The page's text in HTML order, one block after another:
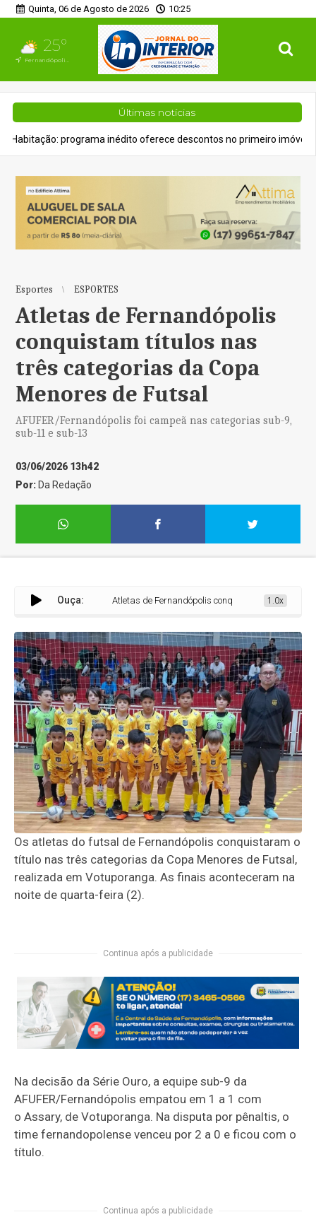
Quinta, 06 de Agosto de 2026 10:25
25°
Fernandópolis, SP
Últimas notícias
inédito oferece descontos no primeiro imóvel Geral Decreto
Esportes ESPORTES
Atletas de Fernandópolis
conquistam títulos nas
três categorias da Copa
Menores de Futsal
AFUFER/Fernandópolis foi campeã nas categorias sub-9,
sub-11 e sub-13
03/06/2026 13h42
Por: Da Redação
Ouça: Atletas de Fernandópolis conquistam títulos nas três
1.0x
Os atletas do futsal de Fernandópolis conquistaram o
título nas três categorias da Copa Menores de Futsal,
realizada em Votuporanga. As finais aconteceram na
noite de quarta-feira (2).
Continua após a publicidade
Na decisão da Série Ouro, a equipe sub-9 da
AFUFER/Fernandópolis empatou em 1 a 1 com
oAssary, de Votuporanga. Na disputa por pênaltis, o
time fernandopolense venceu por 2 a 0 e ficou com o
título.
Continua após a publicidade